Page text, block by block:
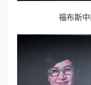
福布斯